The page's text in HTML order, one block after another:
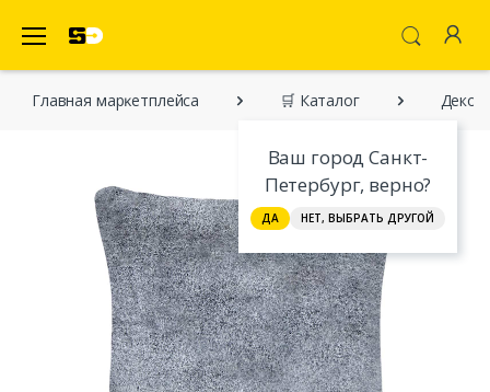
Ваш город Санкт-
Петербург, верно?
ДА НЕТ, ВЫБРАТЬ ДРУГОЙ
Главная марĸетплейса 🛒 Каталог